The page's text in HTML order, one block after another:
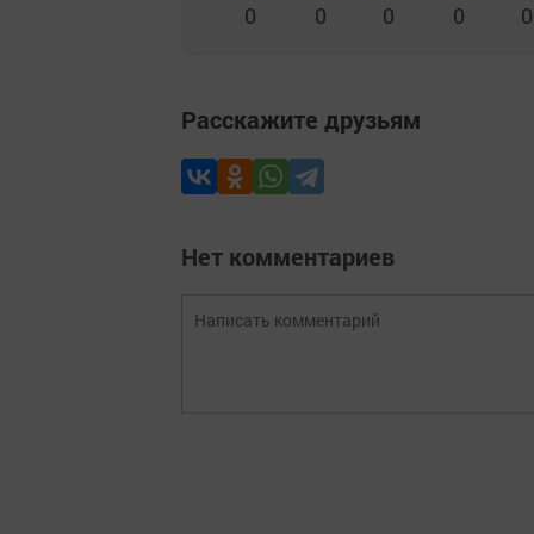
0 0 0 0 0
Расскажите друзьям
Нет комментариев